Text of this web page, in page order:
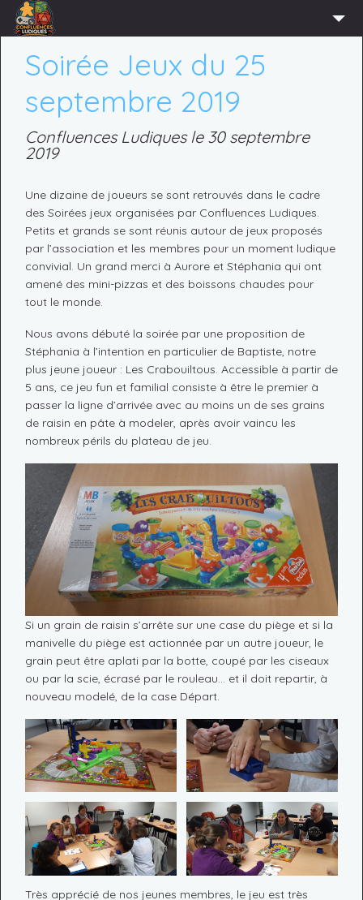
ADHÉRER
AGENDA
LUDOTHÈQUE
PARTENAIRES
PRESSE
CONTACT
Soirée Jeux du 25
septembre 2019
Confluences Ludiques le 30 septembre
2019
Une dizaine de joueurs se sont retrouvés dans le cadre
des Soirées jeux organisées par Confluences Ludiques.
Petits et grands se sont réunis autour de jeux proposés
par l’association et les membres pour un moment ludique
convivial. Un grand merci à Aurore et Stéphania qui ont
amené des mini-pizzas et des boissons chaudes pour
tout le monde.
Nous avons débuté la soirée par une proposition de
Stéphania à l’intention en particulier de Baptiste, notre
plus jeune joueur : Les Crabouiltous. Accessible à partir de
5 ans, ce jeu fun et familial consiste à être le premier à
passer la ligne d’arrivée avec au moins un de ses grains
de raisin en pâte à modeler, après avoir vaincu les
nombreux périls du plateau de jeu.
Si un grain de raisin s’arrête sur une case du piège et si la
manivelle du piège est actionnée par un autre joueur, le
grain peut être aplati par la botte, coupé par les ciseaux
ou par la scie, écrasé par le rouleau… et il doit repartir, à
nouveau modelé, de la case Départ.
Très apprécié de nos jeunes membres, le jeu est très